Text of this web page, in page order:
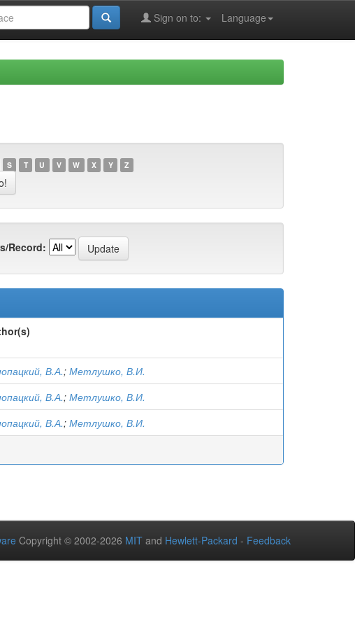
Language
Sign on to:
S T U V W X Y Z
Record:
В.А.; Метлушко, В.И.
В.А.; Метлушко, В.И.
В.А.; Метлушко, В.И.
Copyright © 2002-2026 MIT and Hewlett-Packard - Feedback